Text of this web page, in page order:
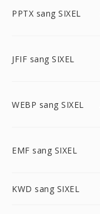
PPTX sang SIXEL
JFIF sang SIXEL
WEBP sang SIXEL
EMF sang SIXEL
KWD sang SIXEL